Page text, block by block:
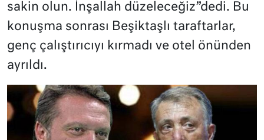
sakin olun. İnşallah düzeleceğiz”dedi. Bu
konuşma sonrası Beşiktaşlı taraftarlar,
genç çalıştırıcıyı kırmadı ve otel önünden
ayrıldı.